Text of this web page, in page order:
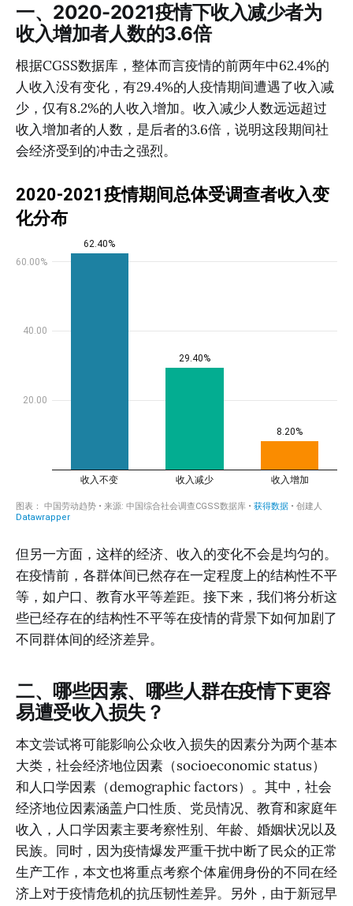
一、2020-2021疫情下收入减少者为
收入增加者人数的3.6倍
根据CGSS数据库，整体而言疫情的前两年中62.4%的
人收入没有变化，有29.4%的人疫情期间遭遇了收入减
少，仅有8.2%的人收入增加。收入减少人数远远超过
收入增加者的人数，是后者的3.6倍，说明这段期间社
会经济受到的冲击之强烈。
但另一方面，这样的经济、收入的变化不会是均匀的。
在疫情前，各群体间已然存在一定程度上的结构性不平
等，如户口、教育水平等差距。接下来，我们将分析这
些已经存在的结构性不平等在疫情的背景下如何加剧了
不同群体间的经济差异。
二、哪些因素、哪些人群在疫情下更容
易遭受收入损失？
本文尝试将可能影响公众收入损失的因素分为两个基本
大类，社会经济地位因素（socioeconomic status）
和人口学因素（demographic factors）。其中，社会
经济地位因素涵盖户口性质、党员情况、教育和家庭年
收入，人口学因素主要考察性别、年龄、婚姻状况以及
民族。同时，因为疫情爆发严重干扰中断了民众的正常
生产工作，本文也将重点考察个体雇佣身份的不同在经
济上对于疫情危机的抗压韧性差异。另外，由于新冠早